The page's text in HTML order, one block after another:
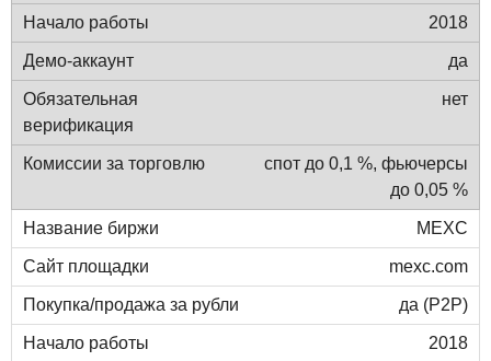
2018
да
нет
спот до 0,1 %, фьючерсы
до 0,05 %
MEXC
mexc.com
да (P2P)
2018